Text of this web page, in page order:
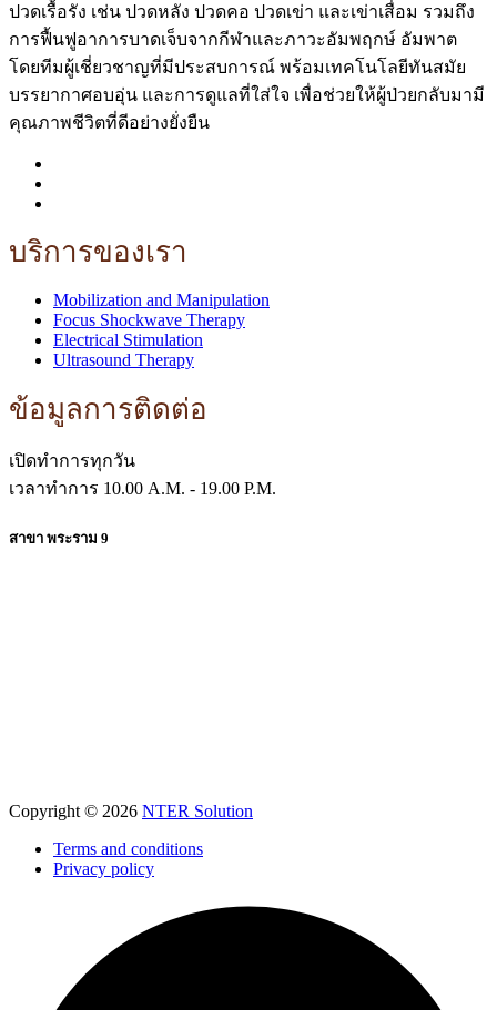
ปวดเรื้อรัง เช่น ปวดหลัง ปวดคอ ปวดเข่า และเข่าเสื่อม รวมถึง
การฟื้นฟูอาการบาดเจ็บจากกีฬาและภาวะอัมพฤกษ์ อัมพาต
โดยทีมผู้เชี่ยวชาญที่มีประสบการณ์ พร้อมเทคโนโลยีทันสมัย
บรรยากาศอบอุ่น และการดูแลที่ใส่ใจ เพื่อช่วยให้ผู้ป่วยกลับมามี
คุณภาพชีวิตที่ดีอย่างยั่งยืน
บริการของเรา
Mobilization and Manipulation
Focus Shockwave Therapy
Electrical Stimulation
Ultrasound Therapy
ข้อมูลการติดต่อ
เปิดทำการทุกวัน
เวลาทำการ 10.00 A.M. - 19.00 P.M.
สาขา พระราม 9
Copyright © 2026 NTER Solution
Terms and conditions
Privacy policy